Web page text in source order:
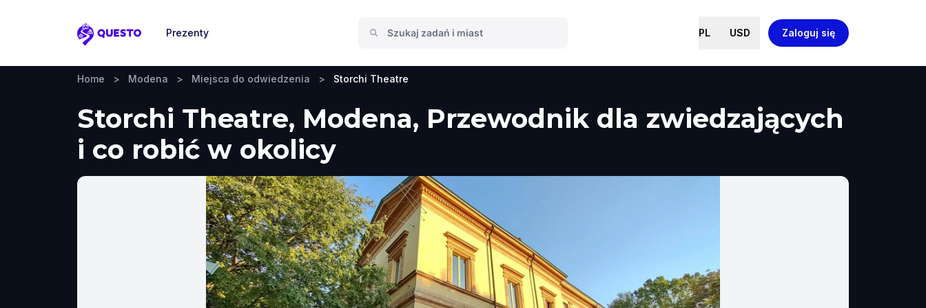
Questo
Prezenty PL USD Zaloguj się
Home > Modena > Miejsca do odwiedzenia > Storchi Theatre
Storchi Theatre, Modena, Przewodnik dla zwiedzających
i co robić w okolicy